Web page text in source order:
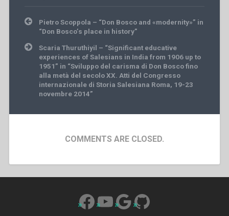
Post
navigation
Pietro Scoppola – “Don Bosco and «modernity»” in
“Don Bosco’s place in history”
Scaria Thuruthiyil – “Significant educative
experiences of Salesians in India from 1906 up to
1951” in “Sviluppo del carisma di Don Bosco fino
alla metà del secolo XX. Atti del Congresso
internazionale di Storia Salesiana Roma, 19-23
novembre 2014”
COMMENTS ARE CLOSED.
Facebook
YouTube
Google
GitHub